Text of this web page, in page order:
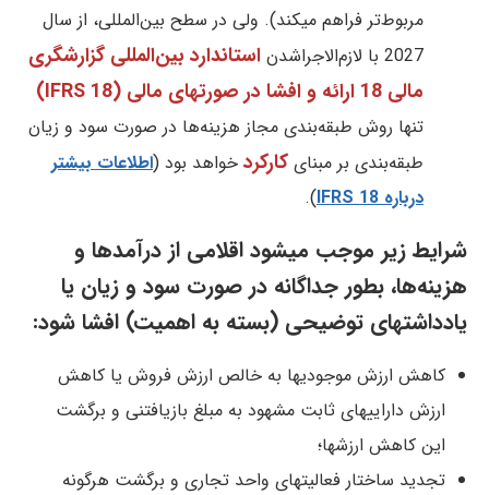
مربوط‌تر فراهم میکند). ولی در سطح بین‌المللی، از سال
2027 با لازم‌الاجراشدن
استاندارد بین‌المللی گزارشگری
مالی 18 ارائه و افشا در صورتهای مالی (IFRS 18)
تنها روش طبقه‌بندی مجاز هزینه‌ها در صورت سود و زیان
طبقه‌بندی بر مبنایکارکردخواهد بود (اطلاعات بیشتر
درباره IFRS 18
).
شرایط زیر موجب میشود اقلامی از درآمدها و
هزینه‌ها، بطور جداگانه در صورت سود و زیان یا
یادداشتهای توضیحی (بسته به اهمیت) افشا شود:
کاهش ارزش موجودیها به خالص ارزش فروش یا کاهش
ارزش داراییهای ثابت مشهود به مبلغ بازیافتنی و برگشت
این کاهش ارزشها؛
تجدید ساختار فعالیتهای واحد تجاری و برگشت هرگونه